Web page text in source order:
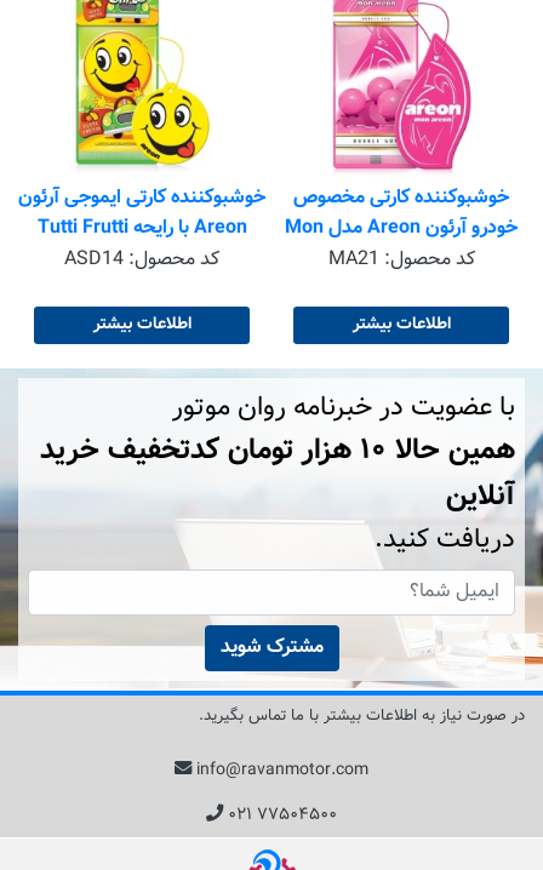
خوشبوکننده کارتی مخصوص
خودرو آرئون Areon مدل Mon
با رایحه Bubble Gum
کد محصول: MA21
اطلاعات بیشتر
خوشبوکننده کارتی ایموجی آرئون
Areon با رایحه Tutti Frutti
کد محصول: ASD14
اطلاعات بیشتر
با عضویت در خبرنامه روان موتور
همین حالا ۱۰ هزار تومان کد‌تخفیف خرید
آنلاین
دریافت کنید.
مشترک شوید
در صورت نیاز به اطلاعات بیشتر با ما تماس بگیرید.
info@ravanmotor.com
۰۲۱ ۷۷۵۰۴۵۰۰